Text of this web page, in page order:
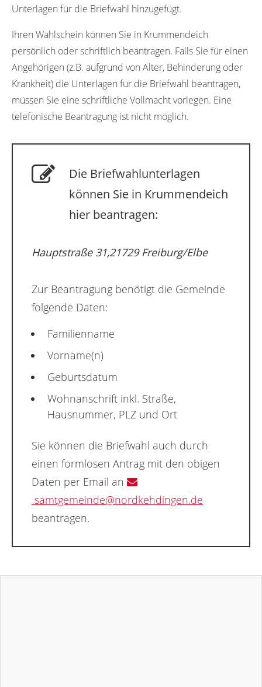
Unterlagen für die Briefwahl hinzugefügt.
Ihren Wahlschein können Sie in Krummendeich
persönlich oder schriftlich beantragen. Falls Sie für einen
Angehörigen (z.B. aufgrund von Alter, Behinderung oder
Krankheit) die Unterlagen für die Briefwahl beantragen,
müssen Sie eine schriftliche Vollmacht vorlegen. Eine
telefonische Beantragung ist nicht möglich.
Die Briefwahlunterlagen
können Sie in Krummendeich
hier beantragen:
Hauptstraße 31,21729 Freiburg/Elbe
Zur Beantragung benötigt die Gemeinde
folgende Daten:
Familienname
Vorname(n)
Geburtsdatum
Wohnanschrift inkl. Straße,
Hausnummer, PLZ und Ort
Sie können die Briefwahl auch durch
einen formlosen Antrag mit den obigen
Daten per Email an
samtgemeinde@nordkehdingen.de
beantragen.